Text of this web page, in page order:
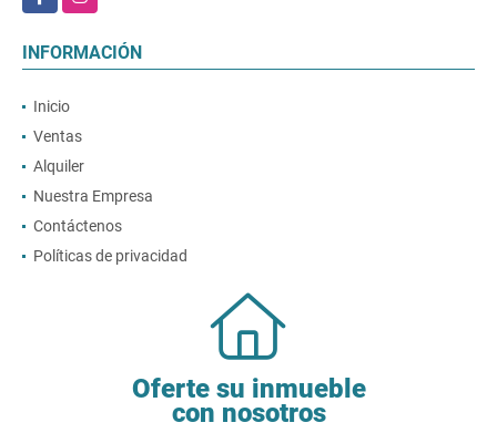
INFORMACIÓN
Inicio
Ventas
Alquiler
Nuestra Empresa
Contáctenos
Políticas de privacidad
Oferte su inmueble
con nosotros